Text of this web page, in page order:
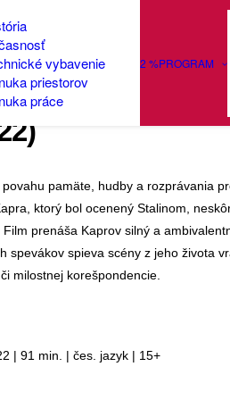
vybavenie
priestorov
práce
2 %PROGRAM
v kine
pamäte, hudby a rozprávania
ktorý bol ocenený Stalinom,
prenáša Kaprov silný a
spevákov spieva scény z jeho života
milostnej korešpondencie.
| 91 min. | čes. jazyk | 15+